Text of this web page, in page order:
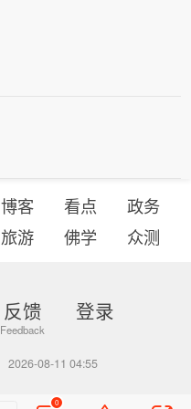
博客 看点
政务
旅游 佛学 众测
反馈 登录
2026-08-11 04:55
0